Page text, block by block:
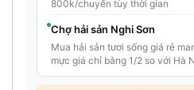
800k/chuyến tùy thời gian
Chợ hải sản Nghi Sơn
Mua hải sản tươi sống giá rẻ
mực giá chỉ bằng 1/2 so với Hà